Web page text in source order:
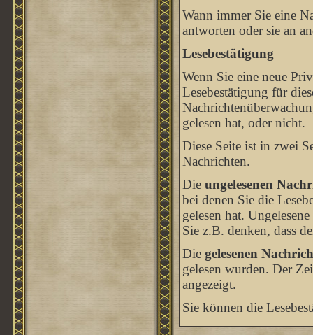
Wann immer Sie eine
antworten oder sie an
Lesebestätigung
Wenn Sie eine neue
Lesebestätigung für
gelesen hat, oder nicht.
Diese Seite ist in zwei
Nachrichten.
Die ungelesenen
bei denen Sie die
gelesen hat.
Sie z.B. denken, dass
Die gelesenen
gelesen wurden. Der
angezeigt.
Sie können die